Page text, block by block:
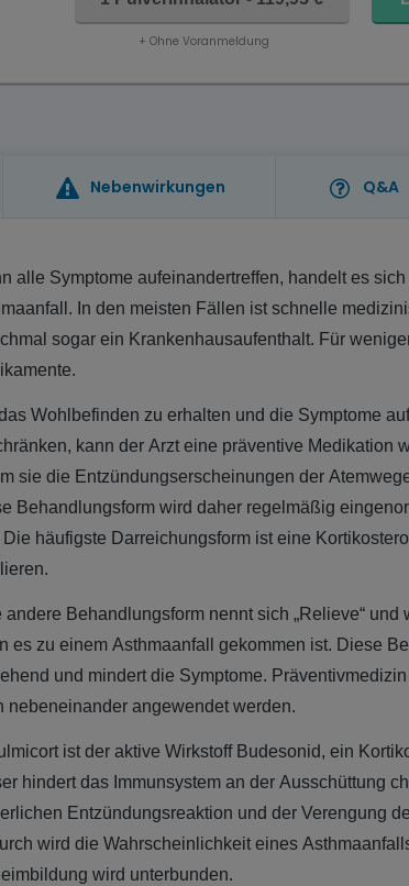
+ Ohne Voranmeldung
Nebenwirkungen Q&A
alle Symptome aufeinandertreffen, handelt es
In den meisten Fällen ist schnelle
sogar ein Krankenhausaufenthalt. Für
Wohlbefinden zu erhalten und die Symptome
kann der Arzt eine präventive Medikation
sie die Entzündungserscheinungen der
Behandlungsform wird daher regelmäßig
Die häufigste Darreichungsform ist eine
andere Behandlungsform nennt sich „Relieve“ und
es zu einem Asthmaanfall gekommen ist. Diese
und mindert die Symptome.
nebeneinander angewendet werden.
ist der aktive Wirkstoff Budesonid, ein
hindert das Immunsystem an der Ausschüttung
Entzündungsreaktion und der Verengung
wird die Wahrscheinlichkeit eines
wird unterbunden.